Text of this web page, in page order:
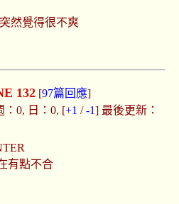
然覺得很不爽
132[97篇回應]
：0, 日：0, [+1 /-1] 最後更新：
有點不合